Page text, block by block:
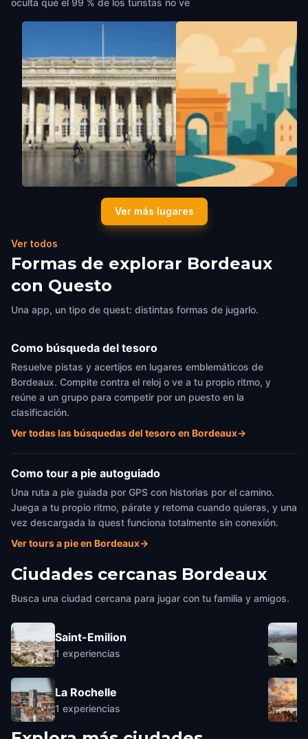
oculta que el 99 % de los turistas no ve
Grand Théâtre de Bordeaux Le CAPC
Bordeaux
Ver más lugares
Ver todos
Formas de explorar Bordeaux
con Questo
Una app, un tipo de quest: distintas formas de jugarlo.
Como búsqueda del tesoro
Resuelve pistas y acertijos en lugares emblemáticos de
Bordeaux. Compite contra el reloj o ve a tu propio ritmo, y
reúne a un grupo para competir por un puesto en la
clasificación.
Ver todas las búsquedas del tesoro en Bordeaux→
Como tour a pie autoguiado
Una ruta a pie guiada por GPS con historias por el camino.
Juega a tu propio ritmo, párate y retoma cuando quieras, y una
vez descargada la quest funciona totalmente sin conexión.
Ver tours a pie en Bordeaux→
Ciudades cercanas Bordeaux
Busca una ciudad cercana para jugar con tu familia y amigos.
Saint-Emilion
1 experiencias
La Rochelle
1 experiencias